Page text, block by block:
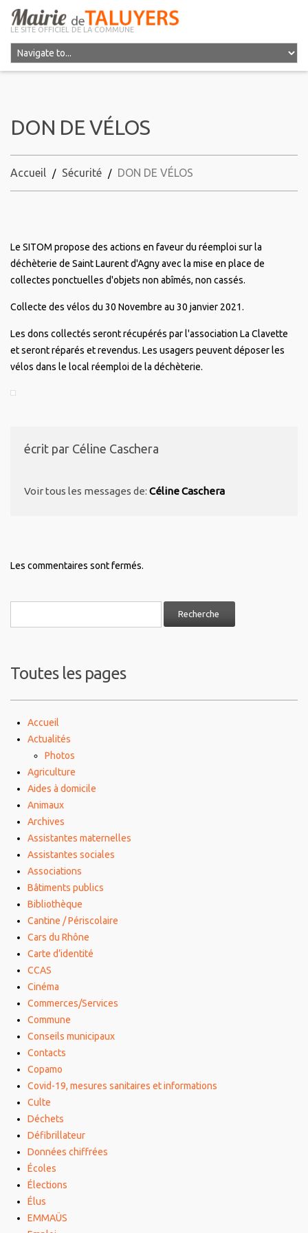
LE SITE OFFICIEL DE LA COMMUNE
DON DE VÉLOS
Accueil Sécurité DON DE VÉLOS
Le SITOM propose des actions en faveur du réemploi sur la
déchèterie de Saint Laurent d'Agny avec la mise en place de
collectes ponctuelles d'objets non abîmés, non cassés.
Collecte des vélos du 30 Novembre au 30 janvier 2021.
Les dons collectés seront récupérés par l'association La Clavette
et seront réparés et revendus. Les usagers peuvent déposer les
vélos dans le local réemploi de la déchèterie.
écrit par Céline Caschera
Voir tous les messages de: Céline Caschera
Les commentaires sont fermés.
Toutes les pages
Accueil
Actualités
Photos
Agriculture
Aides à domicile
Animaux
Archives
Assistantes maternelles
Assistantes sociales
Associations
Bâtiments publics
Bibliothèque
Cantine / Périscolaire
Cars du Rhône
Carte d’identité
CCAS
Cinéma
Commerces/Services
Commune
Conseils municipaux
Contacts
Copamo
Covid-19, mesures sanitaires et informations
Culte
Déchets
Défibrillateur
Données chiffrées
Écoles
Élections
Élus
EMMAÜS